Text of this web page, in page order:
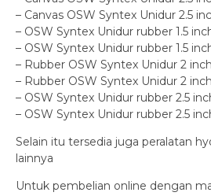
– Canvas OSW Syntex Unidur 2.5
– OSW Syntex Unidur rubber 1.5
– OSW Syntex Unidur rubber 1.5
– Rubber OSW Syntex Unidur 2
– Rubber OSW Syntex Unidur 2
– OSW Syntex Unidur rubber 2.5
– OSW Syntex Unidur rubber 2.5
Selain itu tersedia juga peralatan
lainnya
Untuk pembelian online dengan